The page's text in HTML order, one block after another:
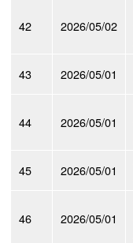
42 2026/05/02
43 2026/05/01
44 2026/05/01
45 2026/05/01
46 2026/05/01